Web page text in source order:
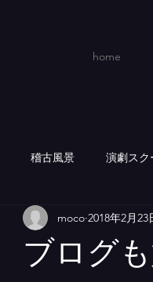
home
稽古風景 演劇スク
ブログ
moco 2018年2月23